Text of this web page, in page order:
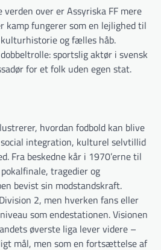
over er Assyriska FF mere
kamp fungerer som en lejlighed til
og fælles håb.
sportslig aktør i svensk
for et folk uden egen stat.
hvordan fodbold kan blive
integration, kulturel selvtillid
Fra beskedne kår i 1970’erne til
tragedier og
bevist sin modstandskraft.
2, men hverken fans eller
som endestationen. Visionen
øverste liga lever videre –
mål, men som en fortsættelse af